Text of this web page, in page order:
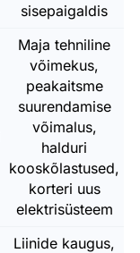
sisepaigaldis
Maja tehniline
võimekus,
peakaitsme
suurendamise
võimalus,
halduri
kooskõlastused,
korteri uus
elektrisüsteem
Liinide kaugus,